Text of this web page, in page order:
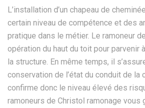
L’installation d’un chapeau de
certain niveau de compétence et des
pratique dans le métier. Le ramoneur
opération du haut du toit pour parvenir
la structure. En même temps, il
conservation de l’état du conduit de la
confirme donc le niveau élevé des
ramoneurs de Christol ramonage vous